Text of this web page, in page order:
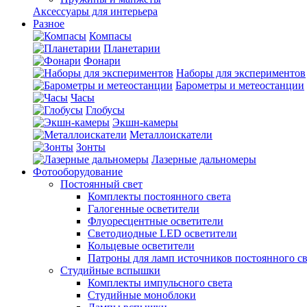
Аксессуары для интерьера
Разное
Компасы
Планетарии
Фонари
Наборы для экспериментов
Барометры и метеостанции
Часы
Глобусы
Экшн-камеры
Металлоискатели
Зонты
Лазерные дальномеры
Фотооборудование
Постоянный свет
Комплекты постоянного света
Галогенные осветители
Флуоресцентные осветители
Светодиодные LED осветители
Кольцевые осветители
Патроны для ламп источников постоянного
Студийные вспышки
Комплекты импульсного света
Студийные моноблоки